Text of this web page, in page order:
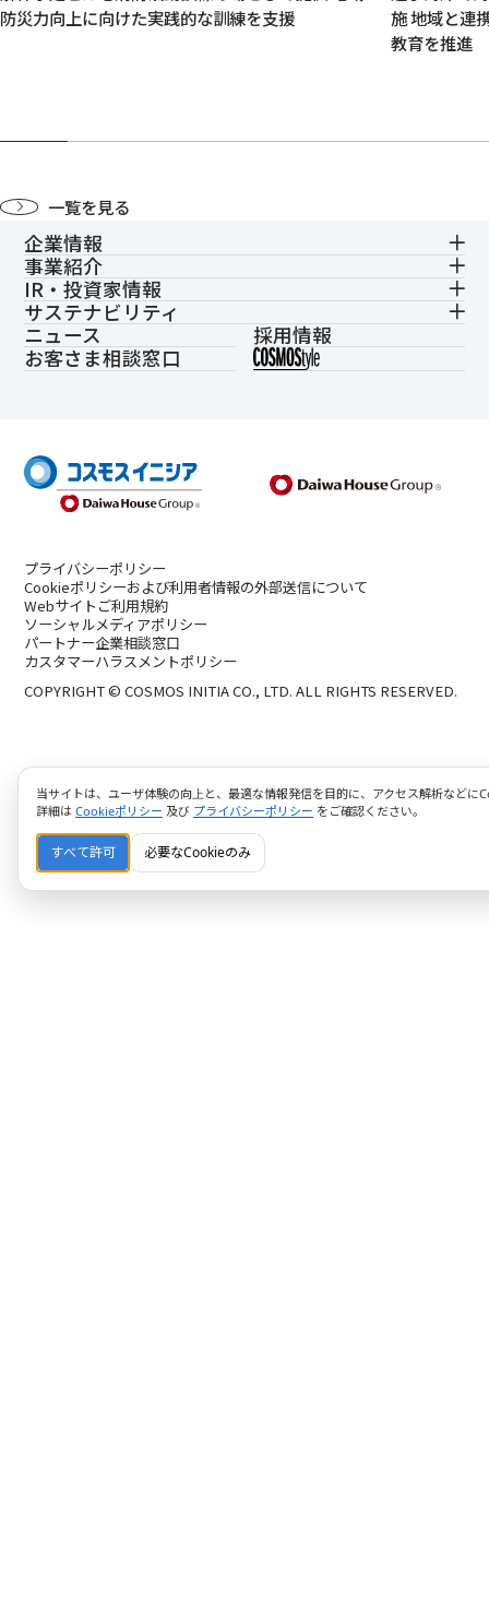
防災力向上に向けた実践的な訓練を支援
施 地域と連
教育を推進
一覧を見る
企業情報
事業紹介
IR・投資家情報
サステナビリティ
ニュース
採用情報
お客さま相談窓口
プライバシーポリシー
Cookieポリシーおよび利用者情報の外部送信について
Webサイトご利用規約
ソーシャルメディアポリシー
パートナー企業相談窓口
カスタマーハラスメントポリシー
COPYRIGHT © COSMOS INITIA CO., LTD. ALL RIGHTS RESERVED.
当サイトは、ユーザ体験の向上と、最適な情報発信を目的に、アクセス解析などに
詳細は Cookieポリシー 及び プライバシーポリシー をご確認ください。
すべて許可 必要なCookieのみ